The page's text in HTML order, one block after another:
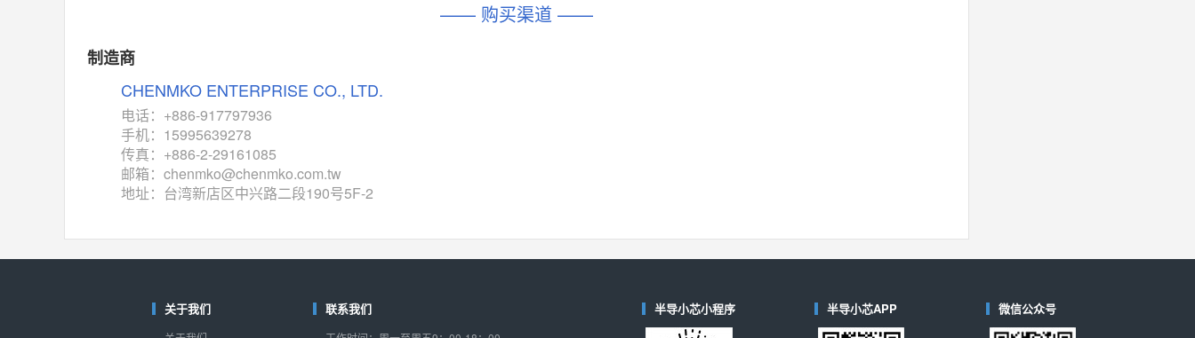
MAX14760
M74HC4852 (意法-ST)
相同功能 相似度 52%
TC4052BF (东芝-Toshiba)
相同功能 相似度 50% 对比
相似度 49% 对比
相似度 44%
—— 购买渠道 ——
制造商
CHENMKO ENTERPRISE CO., LTD.
电话：+886-917797936
手机：15995639278
传真：+886-2-29161085
邮箱：chenmko@chenmko.com.tw
地址：台湾新店区中兴路二段190号5F-2
关于我们 联系我们 半导小芯小程序 半导小芯APP 微信公众号